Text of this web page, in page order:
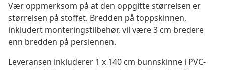
Vær oppmerksom på at den oppgitte størrelsen er
størrelsen på stoffet. Bredden på toppskinnen,
inkludert monteringstilbehør, vil være 3 cm bredere
enn bredden på persiennen.
Leveransen inkluderer 1 x 140 cm bunnskinne i PVC-